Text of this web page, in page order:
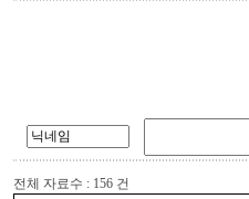
전체 자료수 : 156 건